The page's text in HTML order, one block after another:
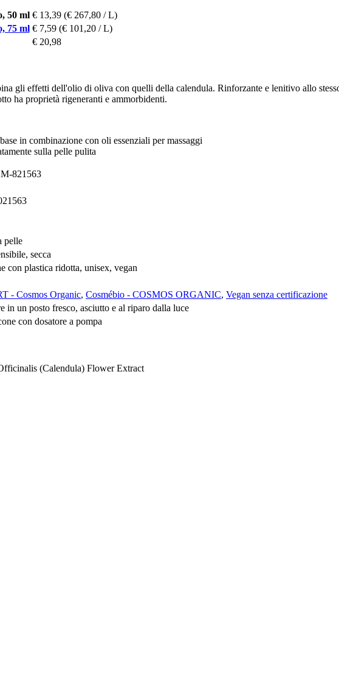
50 ml € 13,39 (€ 267,80 / L)
75 ml € 7,59 (€ 101,20 / L)
€ 20,98
gli effetti dell'olio di oliva con quelli della calendula. Rinforzante e lenitivo allo
ha proprietà rigeneranti e ammorbidenti.
in combinazione con oli essenziali per massaggi
sulla pelle pulita
821563
pelle
secca
con plastica ridotta, unisex, vegan
- Cosmos Organic, Cosmébio - COSMOS ORGANIC, Vegan senza certificazione
in un posto fresco, asciutto e al riparo dalla luce
con dosatore a pompa
(Calendula) Flower Extract